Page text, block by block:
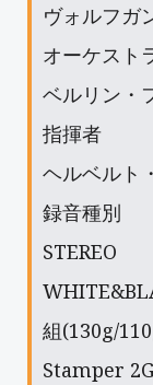
ヴォルフガ
オーケスト
ベルリン・
指揮者
ヘルベルト
録音種別
STEREO
組(130g/
Stamper